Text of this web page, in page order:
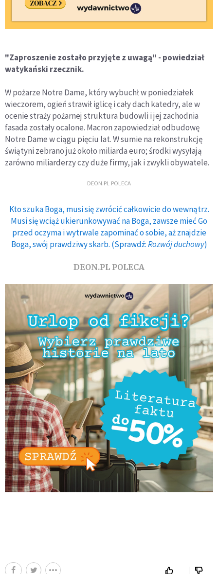
"Zaproszenie zostało przyjęte z uwagą" - powiedział
watykański rzecznik.
W pożarze Notre Dame, który wybuchł w poniedziałek
wieczorem, ogień strawił iglicę i cały dach katedry, ale w
ocenie straży pożarnej struktura budowli i jej zachodnia
fasada zostały ocalone. Macron zapowiedział odbudowę
Notre Dame w ciągu pięciu lat. W sumie na rekonstrukcję
świątyni zebrano już około miliarda euro; środki wysyłają
zarówno miliarderzy czy duże firmy, jak i zwykli obywatele.
DEON.PL POLECA
Kto szuka Boga, musi się zwrócić całkowicie do wewnątrz.
Musi się wciąż ukierunkowywać na Boga, zawsze mieć Go
przed oczyma i wytrwale zapominać o sobie, aż znajdzie
Boga, swój prawdziwy skarb. (Sprawdź:Rozwój duchowy)
DEON.PL POLECA